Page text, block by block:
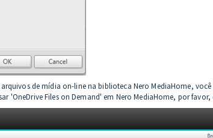
arquivos de mídia on-line na biblioteca Nero MediaHome,
'OneDrive Files on Demand' em Nero MediaHome, por